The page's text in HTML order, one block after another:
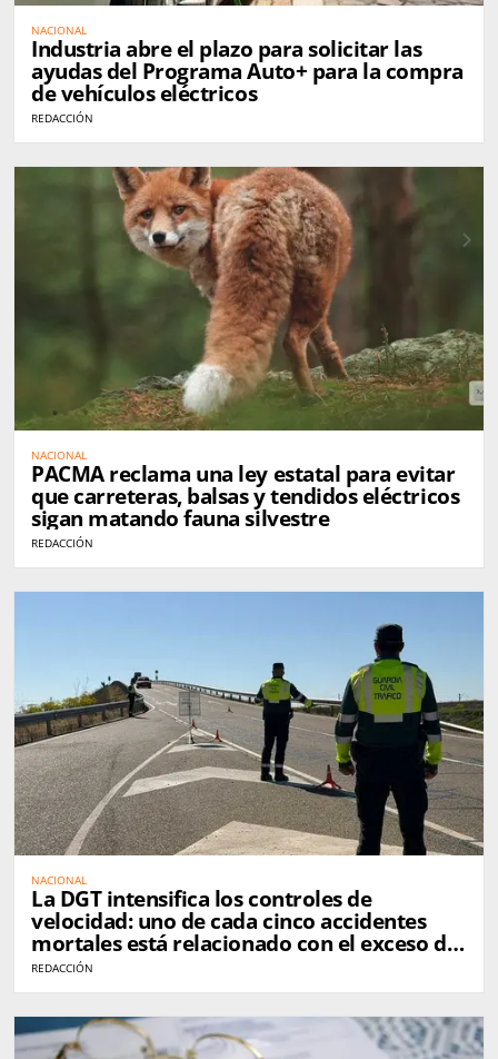
NACIONAL
Industria abre el plazo para solicitar las
ayudas del Programa Auto+ para la compra
de vehículos eléctricos
REDACCIÓN
NACIONAL
PACMA reclama una ley estatal para evitar
que carreteras, balsas y tendidos eléctricos
sigan matando fauna silvestre
REDACCIÓN
NACIONAL
La DGT intensifica los controles de
velocidad: uno de cada cinco accidentes
mortales está relacionado con el exceso de
velocidad
REDACCIÓN